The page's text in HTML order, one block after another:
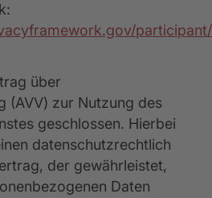
über
(AVV) zur Nutzung des
geschlossen. Hierbei
datenschutzrechtlich
der gewährleistet,
Daten